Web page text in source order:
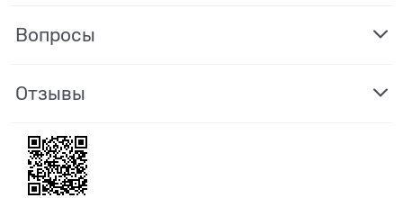
Вопросы
Отзывы